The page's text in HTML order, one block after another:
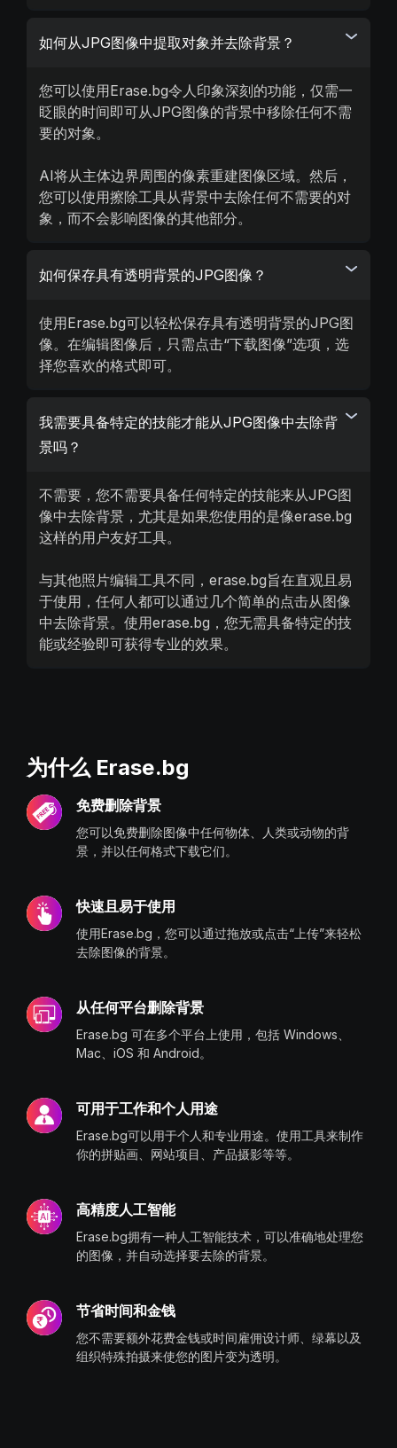
如何从JPG图像中提取对象并去除背景？
您可以使用Erase.bg令人印象深刻的功能，仅需一
眨眼的时间即可从JPG图像的背景中移除任何不需
要的对象。
AI将从主体边界周围的像素重建图像区域。然后，
您可以使用擦除工具从背景中去除任何不需要的对
象，而不会影响图像的其他部分。
如何保存具有透明背景的JPG图像？
使用Erase.bg可以轻松保存具有透明背景的JPG图
像。在编辑图像后，只需点击“下载图像”选项，选
择您喜欢的格式即可。
我需要具备特定的技能才能从JPG图像中去除背
景吗？
不需要，您不需要具备任何特定的技能来从JPG图
像中去除背景，尤其是如果您使用的是像erase.bg
这样的用户友好工具。
与其他照片编辑工具不同，erase.bg旨在直观且易
于使用，任何人都可以通过几个简单的点击从图像
中去除背景。使用erase.bg，您无需具备特定的技
能或经验即可获得专业的效果。
为什么 Erase.bg
免费删除背景
您可以免费删除图像中任何物体、人类或动物的背
景，并以任何格式下载它们。
快速且易于使用
使用Erase.bg，您可以通过拖放或点击“上传”来轻松
去除图像的背景。
从任何平台删除背景
Erase.bg 可在多个平台上使用，包括 Windows、
Mac、iOS 和 Android。
可用于工作和个人用途
Erase.bg可以用于个人和专业用途。使用工具来制作
你的拼贴画、网站项目、产品摄影等等。
高精度人工智能
Erase.bg拥有一种人工智能技术，可以准确地处理您
的图像，并自动选择要去除的背景。
节省时间和金钱
您不需要额外花费金钱或时间雇佣设计师、绿幕以及
组织特殊拍摄来使您的图片变为透明。